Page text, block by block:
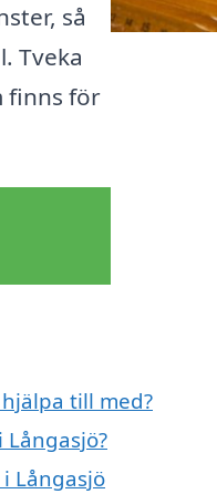
så
Tveka
finns för
till med?
Långasjö